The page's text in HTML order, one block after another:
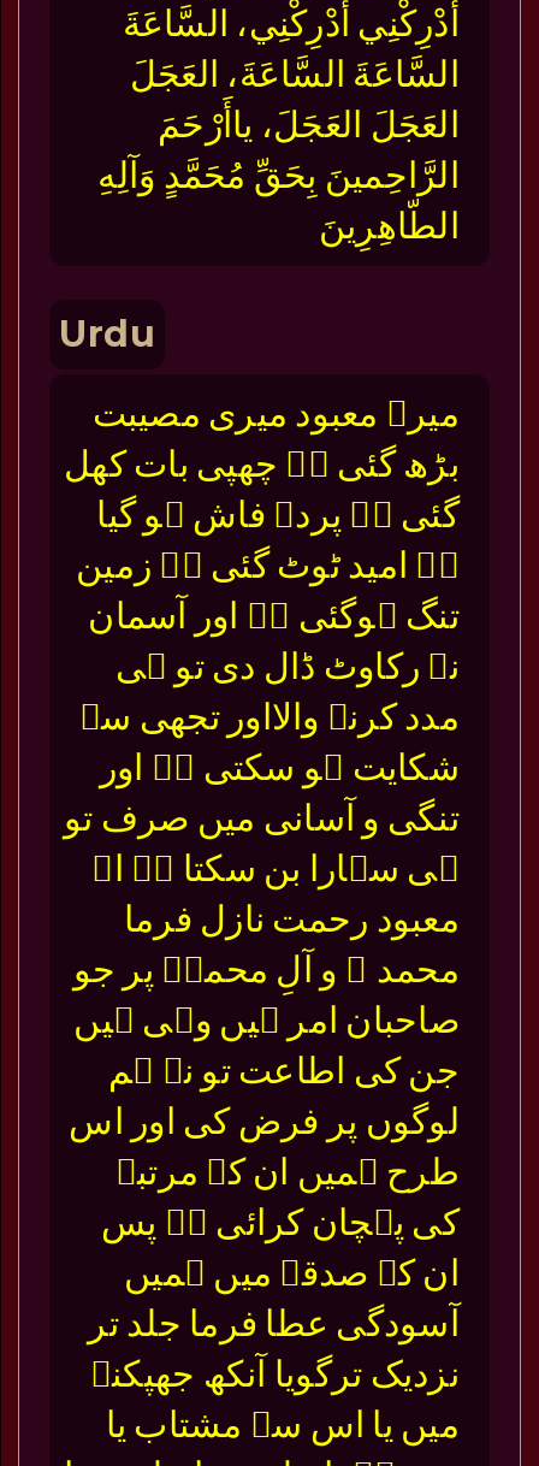
أَدْرِكْنِي أَدْرِكْنِي، السَّاعَةَ
السَّاعَةَ السَّاعَةَ، العَجَلَ
العَجَلَ العَجَلَ، ياأَرْحَمَ
الرَّاحِمينَ بِحَقِّ مُحَمَّدٍ وَآلِهِ
الطّاهِرِينَ
Urdu
میرے معبود میری مصیبت
بڑھ گئی ہے چھپی بات کھل
گئی ہے پردہ فاش ہو گیا
ہے امید ٹوٹ گئی ہے زمین
تنگ ہوگئی ہے اور آسمان
نے رکاوٹ ڈال دی تو ہی
مدد کرنے والااور تجھی سے
شکایت ہو سکتی ہے اور
تنگی و آسانی میں صرف تو
ہی سہارا بن سکتا ہے اے
معبود رحمت نازل فرما
محمد ۖ و آلِ محمدۖ پر جو
صاحبان امر ہیں وہی ہیں
جن کی اطاعت تو نے ہم
لوگوں پر فرض کی اور اس
طرح ہمیں ان کے مرتبہ
کی پہچان کرائی ہے پس
ان کے صدقے میں ہمیں
آسودگی عطا فرما جلد تر
نزدیک ترگویا آنکھ جھپکنے
میں یا اس سے مشتاب یا